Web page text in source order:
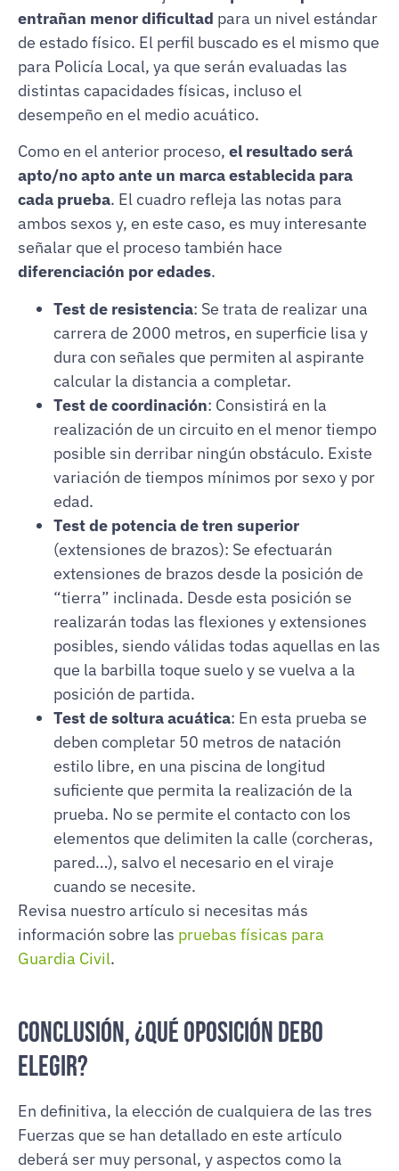
entrañan menor dificultad para un nivel estándar
de estado físico. El perfil buscado es el mismo que
para Policía Local, ya que serán evaluadas las
distintas capacidades físicas, incluso el
desempeño en el medio acuático.
Como en el anterior proceso, el resultado será
apto/no apto ante un marca establecida para
cada prueba. El cuadro refleja las notas para
ambos sexos y, en este caso, es muy interesante
señalar que el proceso también hace
diferenciación por edades.
Test de resistencia: Se trata de realizar una
carrera de 2000 metros, en superficie lisa y
dura con señales que permiten al aspirante
calcular la distancia a completar.
Test de coordinación: Consistirá en la
realización de un circuito en el menor tiempo
posible sin derribar ningún obstáculo. Existe
variación de tiempos mínimos por sexo y por
edad.
Test de potencia de tren superior
(extensiones de brazos): Se efectuarán
extensiones de brazos desde la posición de
“tierra” inclinada. Desde esta posición se
realizarán todas las flexiones y extensiones
posibles, siendo válidas todas aquellas en las
que la barbilla toque suelo y se vuelva a la
posición de partida.
Test de soltura acuática: En esta prueba se
deben completar 50 metros de natación
estilo libre, en una piscina de longitud
suficiente que permita la realización de la
prueba. No se permite el contacto con los
elementos que delimiten la calle (corcheras,
pared…), salvo el necesario en el viraje
cuando se necesite.
Revisa nuestro artículo si necesitas más
información sobre las pruebas físicas para
Guardia Civil.
Conclusión, ¿qué oposición debo
elegir?
En definitiva, la elección de cualquiera de las tres
Fuerzas que se han detallado en este artículo
deberá ser muy personal, y aspectos como la